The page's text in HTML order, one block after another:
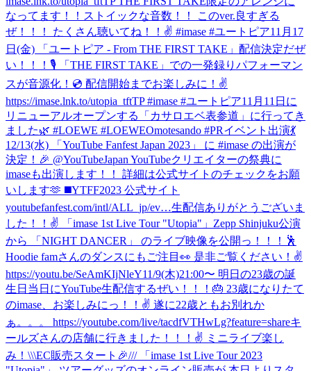
なってます！！ストイックな音数！！ このver.良すぎる
ぜ！！！ たくさん聴いてね！！✌️ #imase #ユートピア11月17
日(金) 「ユートピア - From THE FIRST TAKE」配信決定だぜ
い！！！🎙 「THE FIRST TAKE」での一発録りパフォーマン
スが音源化！💿 配信開始までお楽しみに！✌️
https://imase.lnk.to/utopia_tftTP #imase #ユートピア11月11日に
リニューアルオープンする「カサロエベ表参道」に行ってき
ました🌿 #LOEWE #LOEWEOmotesando #PRイベント出演💃
12/13(水) 「YouTube Fanfest Japan 2023」 に #imase の出演が
決定！🎉 @YouTubeJapan YouTubeクリエイターの祭典に
imaseも出演します！！ 詳細は公式サイトのチェックをお願
いします🫶 ◼️YTFF2023 公式サイト
youtubefanfest.com/intl/ALL_jp/ev…生配信ありがとうございま
した！！✌️ 「imase 1st Live Tour "Utopia"」Zepp Shinjuku公演
から 「NIGHT DANCER」 のライブ映像を公開っ！！！🕺
Hoodie famさんのダンスにもご注目👀 是非ご覧ください！✌️
https://youtu.be/SeAmKIjNleY11/9(木)21:00〜 明日の23歳の誕
生日当日にYouTube生配信するぜい！！！🎂 23歳になりたて
のimase、お楽しみにっ！！✌️ 遂に22歳ともお別れか
ぁ。。。 https://youtube.com/live/tacdfVTHwLg?feature=shareキ
ールズさんの店舗に行きました！！！✌️ ミニライブ楽し
み！ \\\EC販売スタート🎉/// 「imase 1st Live Tour 2023